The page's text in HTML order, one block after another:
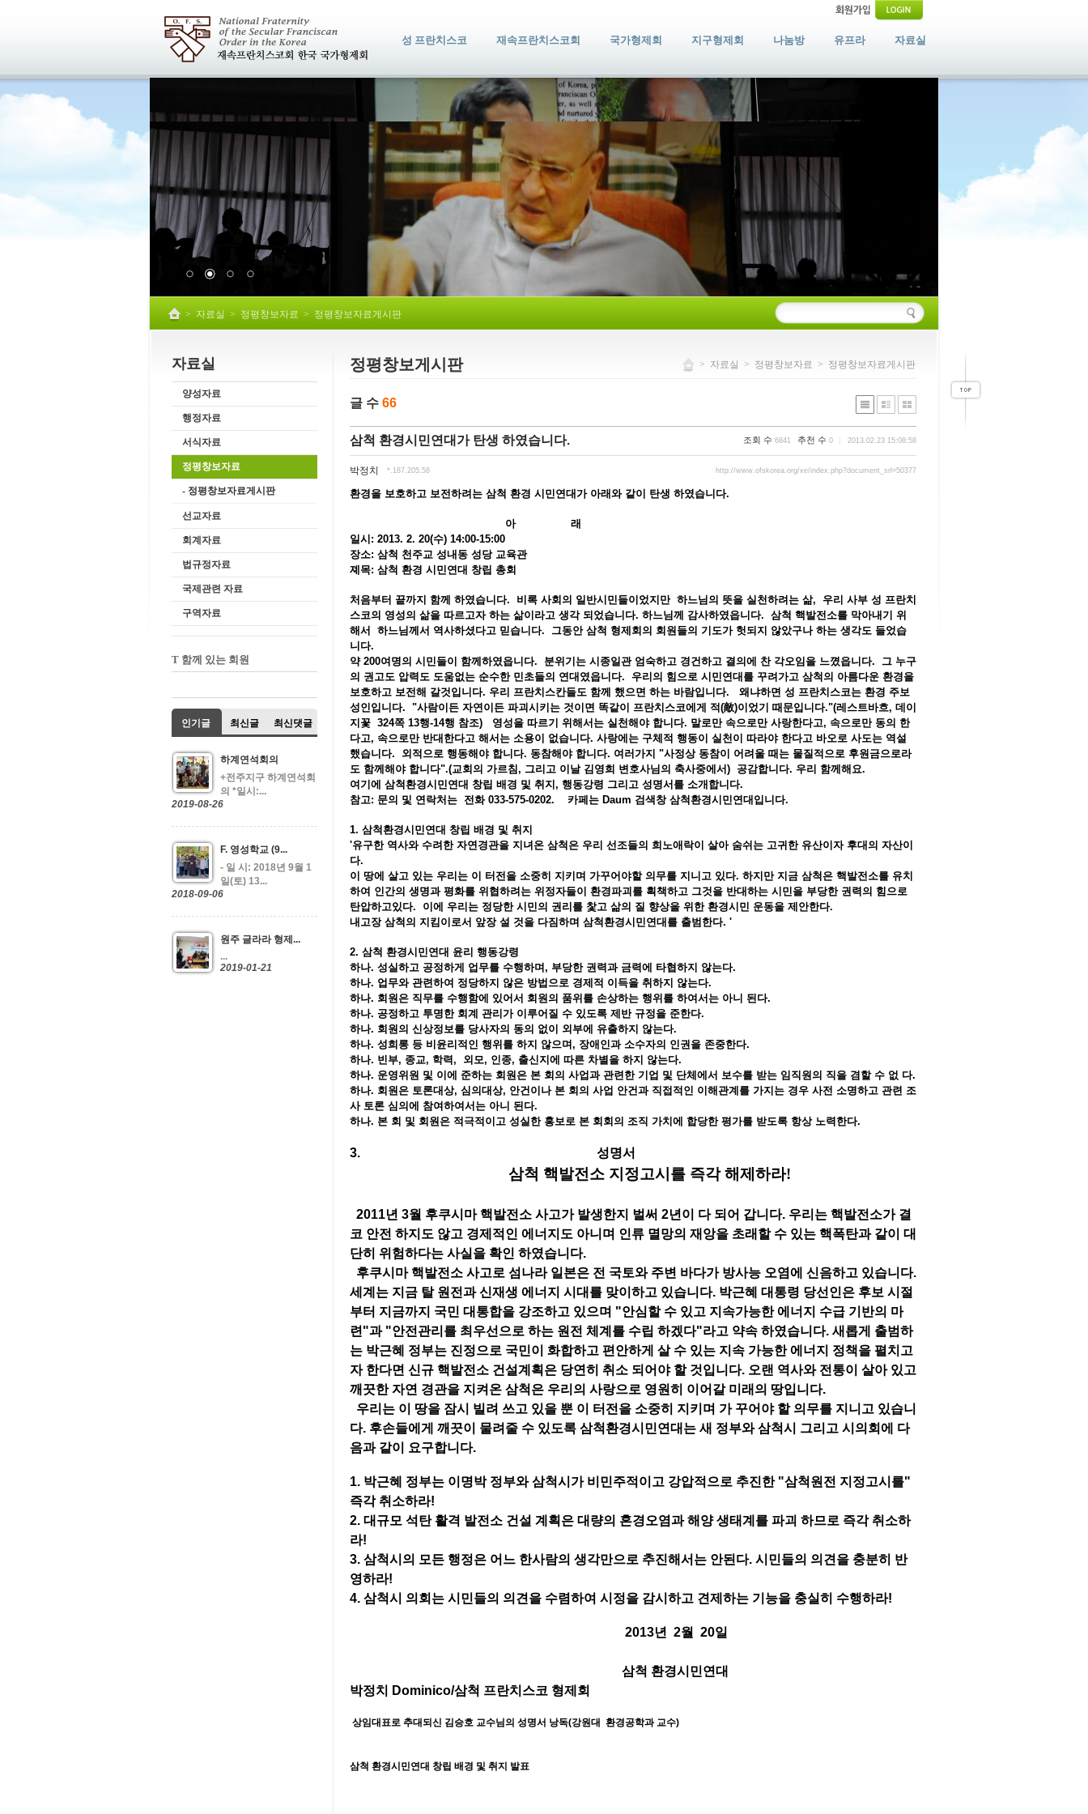
성 프란치스코 재속프란치스코회 국가형제회 지구형제회 나눔방 유프라 자료실
> 자료실 > 정평창보자료 > 정평창보자료게시판
정평창보게시판 > 자료실 > 정평창보자료 > 정평창보자료게시판
글 수 66
삼척 환경시민연대가 탄생 하였습니다. 조회 수 6841 추천 수 0 2013.02.23 15:08:58
박정치 *.187.205.58 http://www.ofskorea.org/xe/index.php?document_srl=50377
환경을 보호하고 보전하려는 삼척 환경 시민연대가 아래와 같이 탄생 하였습니다.
아 래
일시: 2013. 2. 20(수) 14:00-15:00
장소: 삼척 천주교 성내동 성당 교육관
졔목: 삼척 환경 시민연대 창립 총회
처음부터 끝까지 함께 하였습니다. 비록 사회의 일반시민들이었지만 하느님의 뜻을 실천하려는 삶, 우리 사부 성 프란치
스코의 영성의 삶을 따르고자 하는 삶이라고 생각 되었습니다. 하느님께 감사하였읍니다. 삼척 핵발전소를 막아내기 위
해서 하느님께서 역사하셨다고 믿습니다. 그동안 삼척 형제회의 회원들의 기도가 헛되지 않았구나 하는 생각도 들었습
니다.
약 200여명의 시민들이 함께하였읍니다. 분위기는 시종일관 엄숙하고 경건하고 결의에 찬 각오임을 느꼈읍니다. 그 누구
의 권고도 압력도 도움없는 순수한 민초들의 연대였읍니다. 우리의 힘으로 시민연대를 꾸려가고 삼척의 아름다운 환경을
보호하고 보전해 갈것입니다. 우리 프란치스칸들도 함께 했으면 하는 바람입니다. 왜냐하면 성 프란치스코는 환경 주보
성인입니다. "사람이든 자연이든 파괴시키는 것이면 똑같이 프란치스코에게 적(敵)이었기 때문입니다."(레스트바흐, 데이
지꽃 324쪽 13행-14행 참조) 영성을 따르기 위해서는 실천해야 합니다. 말로만 속으로만 사랑한다고, 속으로만 동의 한
다고, 속으로만 반대한다고 해서는 소용이 없습니다. 사랑에는 구체적 행동이 실천이 따라야 한다고 바오로 사도는 역설
했습니다. 외적으로 행동해야 합니다. 동참해야 합니다. 여러가지 "사정상 동참이 어려울 때는 물질적으로 후원금으로라
도 함께해야 합니다".(교회의 가르침, 그리고 이날 김영희 변호사님의 축사중에서) 공감합니다. 우리 함께해요.
여기에 삼척환경시민연대 창립 배경 및 취지, 행동강령 그리고 성명서를 소개합니다.
참고: 문의 및 연락처는 전화 033-575-0202. 카페는 Daum 검색창 삼척환경시민연대입니다.
1. 삼척환경시민연대 창립 배경 및 취지
'유구한 역사와 수려한 자연경관을 지녀온 삼척은 우리 선조들의 희노애락이 살아 숨쉬는 고귀한 유산이자 후대의 자산이
다.
이 땅에 살고 있는 우리는 이 터전을 소중히 지키며 가꾸어야할 의무를 지니고 있다. 하지만 지금 삼척은 핵발전소를 유치
하여 인간의 생명과 평화를 위협하려는 위정자들이 환경파괴를 획책하고 그것을 반대하는 시민을 부당한 권력의 힘으로
탄압하고있다. 이에 우리는 정당한 시민의 권리를 찿고 삶의 질 향상을 위한 환경시민 운동을 제안한다.
내고장 삼척의 지킴이로서 앞장 설 것을 다짐하며 삼척환경시민연대를 출범한다. '
2. 삼척 환경시민연대 윤리 행동강령
하나. 성실하고 공정하게 업무를 수행하며, 부당한 권력과 금력에 타협하지 않는다.
하나. 업무와 관련하여 정당하지 않은 방법으로 경제적 이득을 취하지 않는다.
하나. 회원은 직무를 수행함에 있어서 회원의 품위를 손상하는 행위를 하여서는 아니 된다.
하나. 공정하고 투명한 회계 관리가 이루어질 수 있도록 제반 규정을 준한다.
하나. 회원의 신상정보를 당사자의 동의 없이 외부에 유출하지 않는다.
하나. 성희롱 등 비윤리적인 행위를 하지 않으며, 장애인과 소수자의 인권을 존중한다.
하나. 빈부, 종교, 학력, 외모, 인종, 출신지에 따른 차별을 하지 않는다.
하나. 운영위원 및 이에 준하는 회원은 본 회의 사업과 관련한 기업 및 단체에서 보수를 받는 임직원의 직을 겸할 수 없 다.
하나. 회원은 토론대상, 심의대상, 안건이나 본 회의 사업 안건과 직접적인 이해관계를 가지는 경우 사전 소명하고 관련 조
사 토론 심의에 참여하여서는 아니 된다.
하나. 본 회 및 회원은 적극적이고 성실한 홍보로 본 회회의 조직 가치에 합당한 평가를 받도록 항상 노력한다.
3. 성명서
삼척 핵발전소 지정고시를 즉각 해제하라!
2011년 3월 후쿠시마 핵발전소 사고가 발생한지 벌써 2년이 다 되어 갑니다. 우리는 핵발전소가 결
코 안전 하지도 않고 경제적인 에너지도 아니며 인류 멸망의 재앙을 초래할 수 있는 핵폭탄과 같이 대
단히 위험하다는 사실을 확인 하였습니다.
후쿠시마 핵발전소 사고로 섬나라 일본은 전 국토와 주변 바다가 방사능 오염에 신음하고 있습니다.
세계는 지금 탈 원전과 신재생 에너지 시대를 맞이하고 있습니다. 박근혜 대통령 당선인은 후보 시절
부터 지금까지 국민 대통합을 강조하고 있으며 "안심할 수 있고 지속가능한 에너지 수급 기반의 마
련"과 "안전관리를 최우선으로 하는 원전 체계를 수립 하겠다"라고 약속 하였습니다. 새롭게 출범하
는 박근혜 정부는 진정으로 국민이 화합하고 편안하게 살 수 있는 지속 가능한 에너지 정책을 펼치고
자 한다면 신규 핵발전소 건설계획은 당연히 취소 되어야 할 것입니다. 오랜 역사와 전통이 살아 있고
깨끗한 자연 경관을 지켜온 삼척은 우리의 사랑으로 영원히 이어갈 미래의 땅입니다.
우리는 이 땅을 잠시 빌려 쓰고 있을 뿐 이 터전을 소중히 지키며 가꾸어야 할 의무를 지니고 있습니
다. 후손들에게 깨끗이 물려줄 수 있도록 삼척환경시민연대는 새 정부와 삼척시 그리고 시의회에 다
음과 같이 요구합니다.
1. 박근혜 정부는 이명박 정부와 삼척시가 비민주적이고 강압적으로 추진한 "삼척원전 지정고시를"
즉각 취소하라!
2. 대규모 석탄 활격 발전소 건설 계획은 대량의 혼경오염과 해양 생태계를 파괴 하므로 즉각 취소하
라!
3. 삼척시의 모든 행정은 어느 한사람의 생각만으로 추진해서는 안된다. 시민들의 의견을 충분히 반
영하라!
4. 삼척시 의회는 시민들의 의견을 수렴하여 시정을 감시하고 견제하는 기능을 충실히 수행하라!
2013년 2월 20일
삼척 환경시민연대
박정치 Dominico/삼척 프란치스코 형제회
상임대표로 추대되신 김승호 교수님의 성명서 낭독(강원대 환경공학과 교수)
삼척 환경시민연대 창립 배경 및 취지 발표
자료실
양성자료
행정자료
서식자료
정평창보자료
- 정평창보자료게시판
선교자료
회계자료
법규정자료
국제관련 자료
구역자료
T 함께 있는 회원
인기글 최신글 최신댓글
하계연석회의
+전주지구 하계연석회
의 *일시:...
2019-08-26
F. 영성학교 (9...
- 일 시: 2018년 9월 1
일(토) 13...
2018-09-06
원주 글라라 형제...
...
2019-01-21